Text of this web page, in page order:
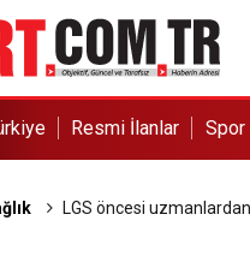
Resmi İlanlar Spor
LGS öncesi